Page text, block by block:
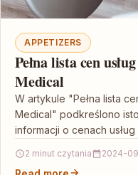
APPETIZERS
Pełna lista cen
Medical
W artykule "Pełna lista
Medical" podkreślono
informacji o cenach
2 minut czytania 2024-